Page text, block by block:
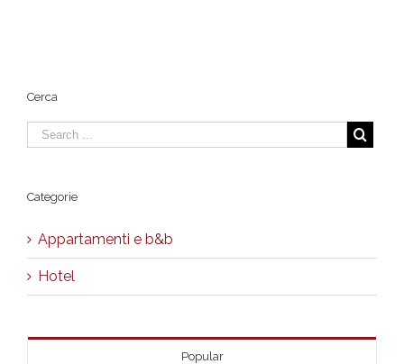
Cerca
Categorie
Appartamenti e b&b
Hotel
Popular